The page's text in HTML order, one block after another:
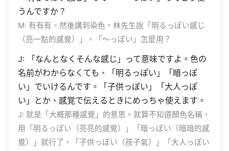
うんですか？
M: 有有有。然後講到染色，林先生說「明るっぽい感じ
（亮一點的感覺）」。「〜っぽい」怎麼用？
J: 「なんとなくそんな感じ」って意味ですよ。色の
名前がわからなくても、「明るっぽい」「暗っぽ
い」でいけるんです。「子供っぽい」「大人っぽ
い」とか、感覚で伝えるときにめっちゃ使えます。
J: 就是「大概那種感覺」的意思。就算不知道顏色名稱，
用「明るっぽい（亮亮的感覺）」「暗っぽい（暗暗的感
覺）」就行了。「子供っぽい（孩子氣）」「大人っぽい